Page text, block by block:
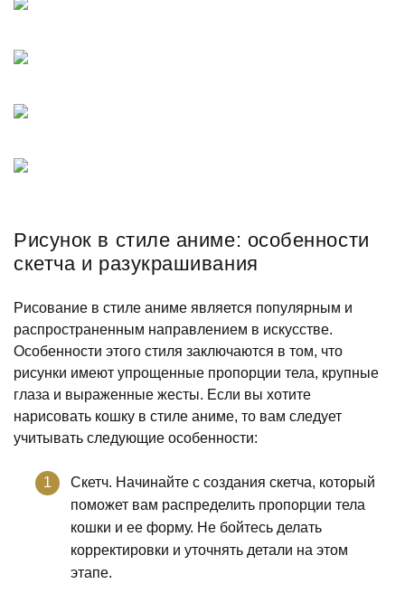
Рисунок в стиле аниме: особенности
скетча и разукрашивания
Рисование в стиле аниме является популярным и
распространенным направлением в искусстве.
Особенности этого стиля заключаются в том, что
рисунки имеют упрощенные пропорции тела, крупные
глаза и выраженные жесты. Если вы хотите
нарисовать кошку в стиле аниме, то вам следует
учитывать следующие особенности:
Скетч. Начинайте с создания скетча, который
поможет вам распределить пропорции тела
кошки и ее форму. Не бойтесь делать
корректировки и уточнять детали на этом
этапе.